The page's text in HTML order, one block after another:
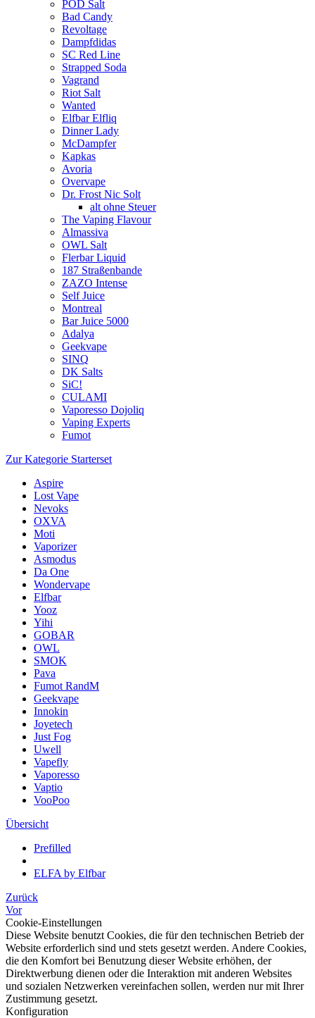
POD Salt
Bad Candy
Revoltage
Dampfdidas
SC Red Line
Strapped Soda
Vagrand
Riot Salt
Wanted
Elfbar Elfliq
Dinner Lady
McDampfer
Kapkas
Avoria
Overvape
Dr. Frost Nic Solt
alt ohne Steuer
The Vaping Flavour
Almassiva
OWL Salt
Flerbar Liquid
187 Straßenbande
ZAZO Intense
Self Juice
Montreal
Bar Juice 5000
Adalya
Geekvape
SINQ
DK Salts
SiC!
CULAMI
Vaporesso Dojoliq
Vaping Experts
Fumot
Zur Kategorie Starterset
Aspire
Lost Vape
Nevoks
OXVA
Moti
Vaporizer
Asmodus
Da One
Wondervape
Elfbar
Yooz
Yihi
GOBAR
OWL
SMOK
Pava
Fumot RandM
Geekvape
Innokin
Joyetech
Just Fog
Uwell
Vapefly
Vaporesso
Vaptio
VooPoo
Übersicht
Prefilled
ELFA by Elfbar
Zurück
Vor
Cookie-Einstellungen
Diese Website benutzt Cookies, die für den technischen Betrieb der
Website erforderlich sind und stets gesetzt werden. Andere Cookies,
die den Komfort bei Benutzung dieser Website erhöhen, der
Direktwerbung dienen oder die Interaktion mit anderen Websites
und sozialen Netzwerken vereinfachen sollen, werden nur mit Ihrer
Zustimmung gesetzt.
Konfiguration